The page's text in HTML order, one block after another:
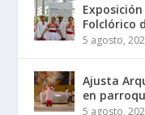
Folclórico
5 agosto,
Ajusta
en
5 agosto,